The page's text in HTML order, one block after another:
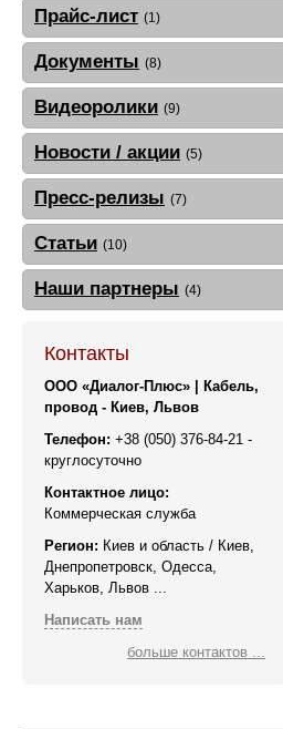
Прайс-лист (1)
Документы (8)
Видеоролики (9)
Новости / акции (5)
Пресс-релизы (7)
Статьи (10)
Наши партнеры (4)
Контакты
ООО «Диалог-Плюс» | Кабель,
провод - Киев, Львов
Телефон: +38 (050) 376-84-21 -
круглосуточно
Контактное лицо:
Коммерческая служба
Регион: Киев и область / Киев,
Днепропетровск, Одесса,
Харьков, Львов ...
Написать нам
больше контактов ...